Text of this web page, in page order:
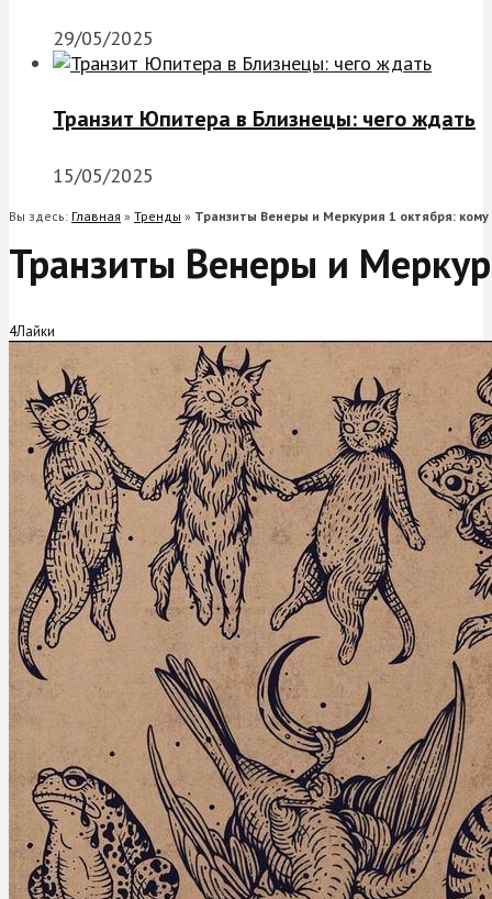
29/05/2025
Транзит Юпитера в Близнецы: чего ждать
15/05/2025
Вы здесь: Главная » Тренды » Транзиты Венеры и Меркурия 1 октября: кому
Транзиты Венеры и
4Лайки